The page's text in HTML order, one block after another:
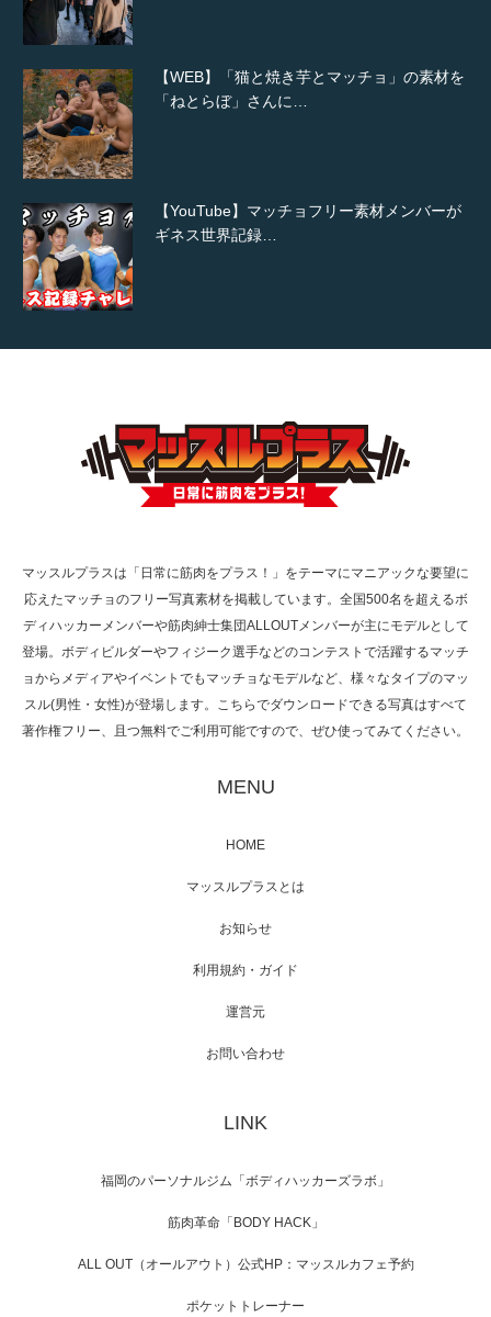
【WEB】「猫と焼き芋とマッチョ」の素材を
「ねとらぼ」さんに…
【YouTube】マッチョフリー素材メンバーが
ギネス世界記録…
【TV】TBS番組「ひるおび」にてマッスルプ
TOKYO FMラジオ番組「ONE MORNING」
で紹介さ…
た（6/8放送）
映画「メカバース」舞台挨拶へマッスルプラ
【TV】NHK BS「COOL JAPAN 」にてマッス
「ねとらぼ」さんに…
マッスルプラスは「日常に筋肉をプラス！」をテーマにマニアックな要望に
応えたマッチョのフリー写真素材を掲載しています。全国500名を超えるボ
ディハッカーメンバーや筋肉紳士集団ALLOUTメンバーが主にモデルとして
登場。ボディビルダーやフィジーク選手などのコンテストで活躍するマッチ
ョからメディアやイベントでもマッチョなモデルなど、様々なタイプのマッ
スル(男性・女性)が登場します。こちらでダウンロードできる写真はすべて
著作権フリー、且つ無料でご利用可能ですので、ぜひ使ってみてください。
MENU
HOME
マッスルプラスとは
お知らせ
利用規約・ガイド
運営元
お問い合わせ
LINK
福岡のパーソナルジム「ボディハッカーズラボ」
筋肉革命「BODY HACK」
ALL OUT（オールアウト）公式HP：マッスルカフェ予約
ポケットトレーナー